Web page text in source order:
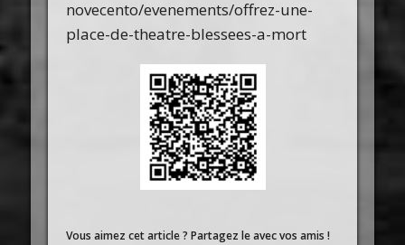
novecento/evenements/offrez-une-
place-de-theatre-blessees-a-mort
Vous aimez cet article ? Partagez le avec vos amis !